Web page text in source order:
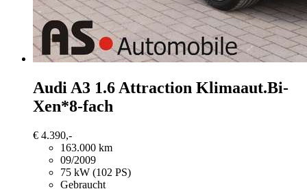
Audi A3 1.6 Attraction Klimaaut.Bi-
Xen*8-fach
€ 4.390,-
163.000 km
09/2009
75 kW (102 PS)
Gebraucht